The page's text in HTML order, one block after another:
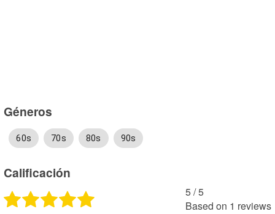
Géneros
60s 70s 80s 90s
Calificación
5 /5
Based on 1 reviews